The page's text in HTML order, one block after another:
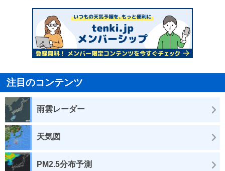
注目のコンテンツ
雨雲レーダー
天気図
PM2.5分布予測